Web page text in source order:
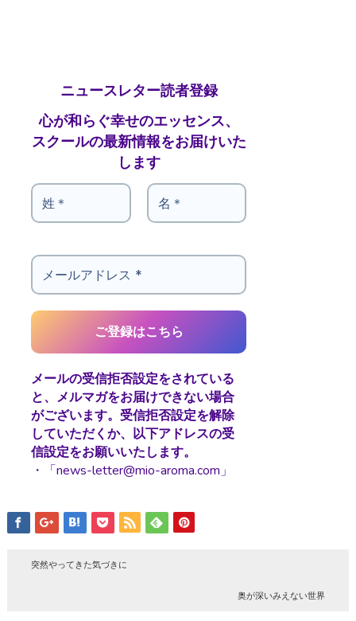
ニュースレター読者登録
心が和らぐ幸せのエッセンス、
スクールの最新情報をお届けいた
します
メールの受信拒否設定をされている
と、メルマガをお届けできない場合
がございます。受信拒否設定を解除
していただくか、以下アドレスの受
信設定をお願いいたします。
・「news-letter@mio-aroma.com」
突然やってきた気づきに
奥が深いみえない世界